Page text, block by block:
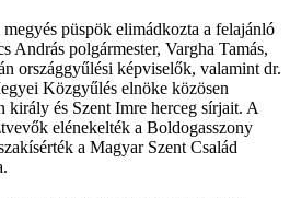
püspök elimádkozta a felajánló
András polgármester, Vargha Tamás,
országgyűlési képviselők, valamint dr.
Közgyűlés elnöke közösen
király és Szent Imre herceg sírjait. A
elénekelték a Boldogasszony
a Magyar Szent Család